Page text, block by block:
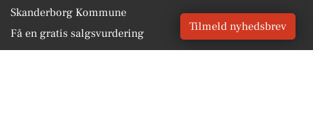
Skanderborg Kommune
Få en gratis salgsvurdering
Sponsoreret indhold
Tilmeld nyhedsbrev